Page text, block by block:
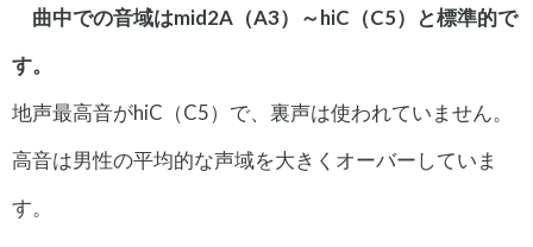
曲中での音域はmid2A（A3）～hiC（C5）と標準的で
す。
地声最高音がhiC（C5）で、裏声は使われていません。
高音は男性の平均的な声域を大きくオーバーしていま
す。